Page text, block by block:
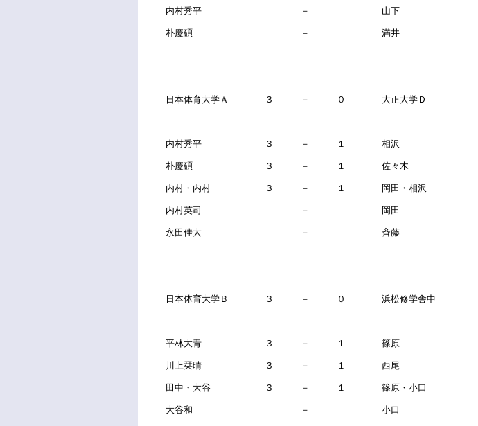
内村秀平 － 山下
朴慶碩 － 満井
日本体育大学Ａ ３ － ０ 大正大学Ｄ
内村秀平 ３ － １ 相沢
朴慶碩 ３ － １ 佐々木
内村・内村 ３ － １ 岡田・相沢
内村英司 － 岡田
永田佳大 － 斉藤
日本体育大学Ｂ ３ － ０ 浜松修学舎中
平林大青 ３ － １ 篠原
川上栞晴 ３ － １ 西尾
田中・大谷 ３ － １ 篠原・小口
大谷和 － 小口